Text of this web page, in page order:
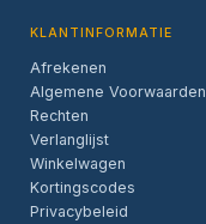
KLANTINFORMATIE
Afrekenen
Algemene Voorwaarden
Rechten
Verlanglijst
Winkelwagen
Kortingscodes
Privacybeleid